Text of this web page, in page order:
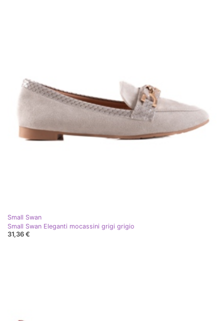
Small Swan
Small Swan Eleganti mocassini grigi grigio
31,36 €